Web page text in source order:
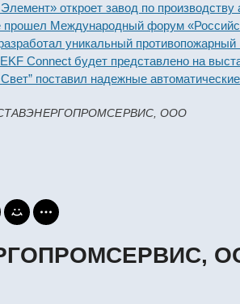
откроет завод по производству
Международный форум «Российская
уникальный противопожарный
будет представлено на
поставил надежные автоматические
ООО